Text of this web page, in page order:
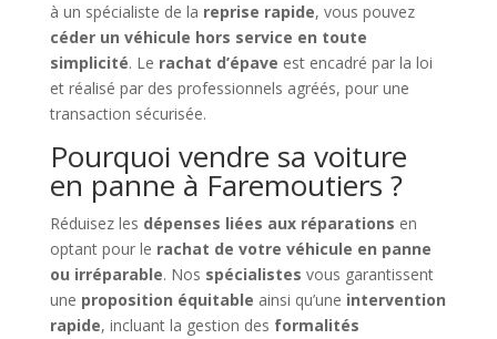
à un spécialiste de la reprise rapide, vous pouvez
céder un véhicule hors service en toute
simplicité. Le rachat d’épave est encadré par la loi
et réalisé par des professionnels agréés, pour une
transaction sécurisée.
Pourquoi vendre sa voiture
en panne à Faremoutiers ?
Réduisez les dépenses liées aux réparations en
optant pour le rachat de votre véhicule en panne
ou irréparable. Nos spécialistes vous garantissent
une proposition équitable ainsi qu’une intervention
rapide, incluant la gestion des formalités